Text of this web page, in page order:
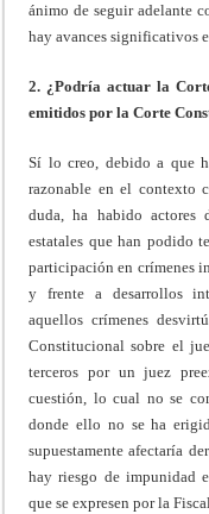
ánimo de seguir adelante
hay avances significativos
2. ¿Podría actuar la
emitidos por la Corte
Sí lo creo, debido a que
razonable en el contexto
duda, ha habido actores
estatales que han podido
participación en crímenes
y frente a desarrollos
aquellos crímenes
Constitucional sobre el
terceros por un juez
cuestión, lo cual no se
donde ello no se ha
supuestamente afectaría
hay riesgo de impunidad
que se expresen por la